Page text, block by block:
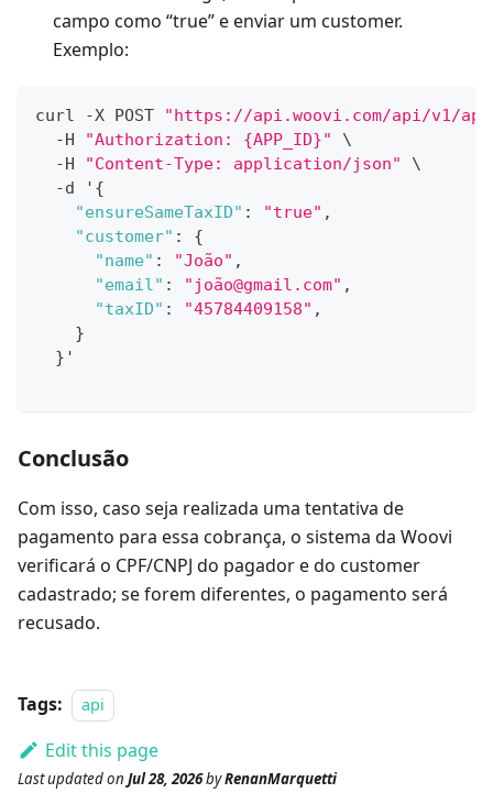
campo como “true” e enviar um customer.
Exemplo:
curl -X POST
"https://api.woovi.com/api/v1/
  -H
"Authorization: {APP_ID}"
\
  -H
"Content-Type: application/json"
\
  -d '
{
"ensureSameTaxID" : "true" ,
"customer" :
{
"name" : "João" ,
"email" : "joão@gmail.com" ,
"taxID" : "45784409158" ,
}
} '
Conclusão
Com isso, caso seja realizada uma tentativa de
pagamento para essa cobrança, o sistema da Woovi
verificará o CPF/CNPJ do pagador e do customer
cadastrado; se forem diferentes, o pagamento será
recusado.
Tags: api
Edit this page
Last updatedon Jul 28, 2026byRenanMarquetti